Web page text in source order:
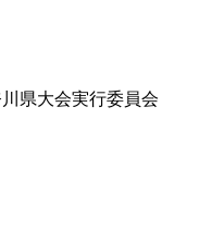
県大会実行委員会